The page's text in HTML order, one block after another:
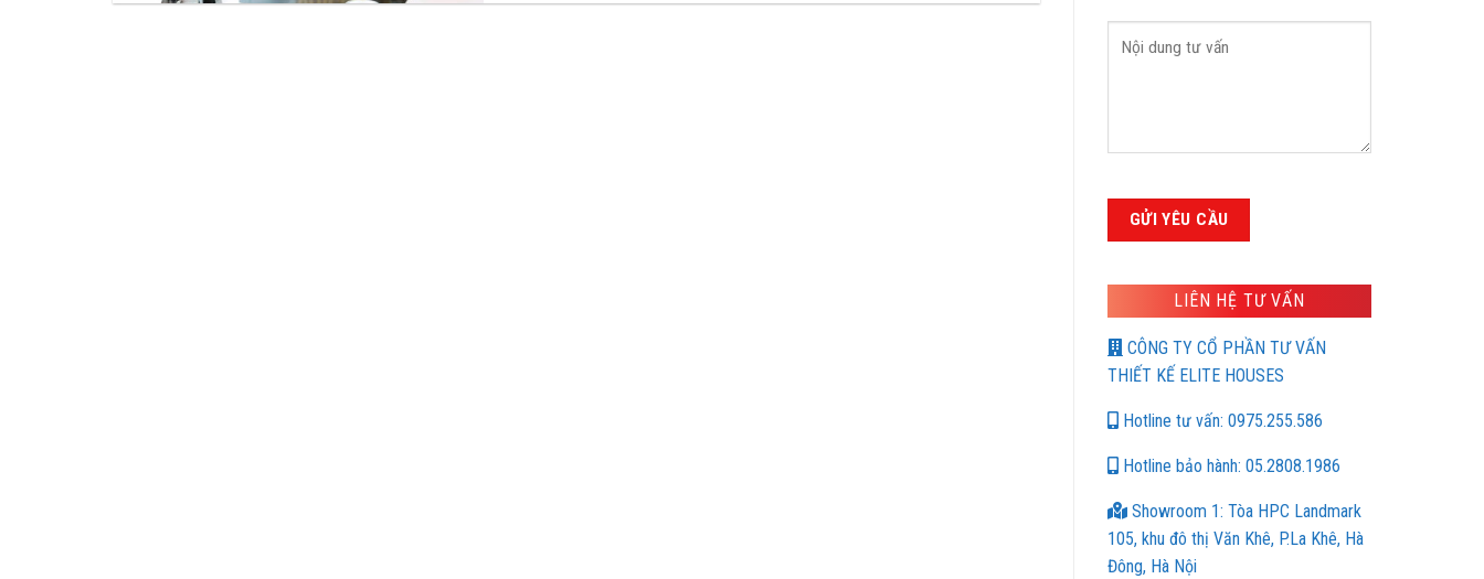
LIÊN HỆ TƯ VẤN
CÔNG TY CỔ PHẦN TƯ VẤN
THIẾT KẾ ELITE HOUSES
Hotline tư vấn: 0975.255.586
Hotline bảo hành: 05.2808.1986
Showroom 1: Tòa HPC Landmark
105, khu đô thị Văn Khê, P.La Khê, Hà
Đông, Hà Nội